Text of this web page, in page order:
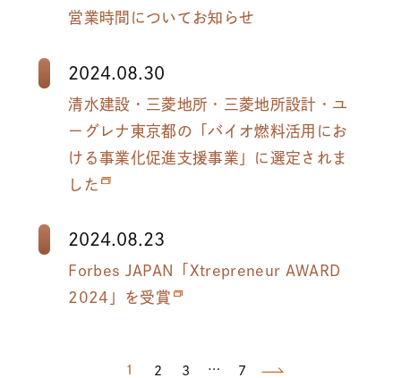
営業時間についてお知らせ
2024.08.30
清水建設・三菱地所・三菱地所設計・ユ
ーグレナ東京都の「バイオ燃料活用にお
ける事業化促進支援事業」に選定されま
した
2024.08.23
Forbes JAPAN「Xtrepreneur AWARD
2024」を受賞
1 2 3 … 7